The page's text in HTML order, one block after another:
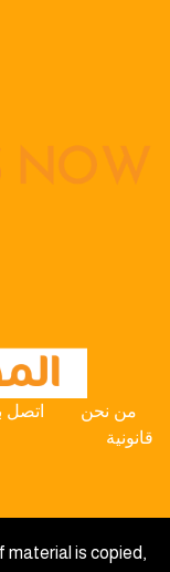
من نحن اتصل
قانونية
material is copied,